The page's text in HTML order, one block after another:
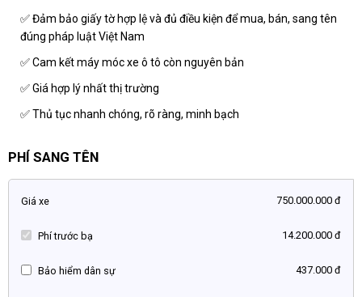
✅ Đảm bảo giấy tờ hợp lệ và đủ điều kiện để mua, bán, sang tên
đúng pháp luật Việt Nam
✅ Cam kết máy móc xe ô tô còn nguyên bản
✅ Giá hợp lý nhất thị trường
✅ Thủ tục nhanh chóng, rõ ràng, minh bạch
PHÍ SANG TÊN
Giá xe 750.000.000 đ
Phí trước bạ 14.200.000 đ
Bảo hiểm dân sự 437.000 đ